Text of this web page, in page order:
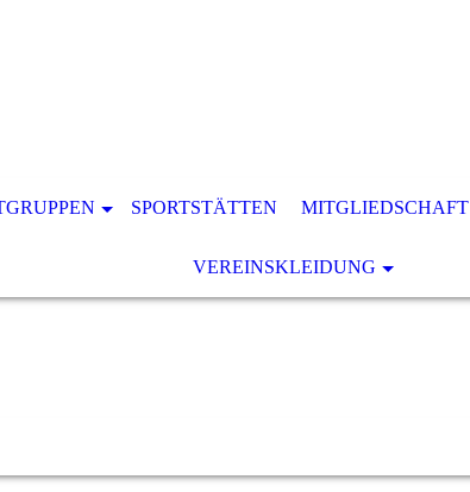
SPORTSTÄTTEN MITGLIEDSCHAFT
VEREINSKLEIDUNG